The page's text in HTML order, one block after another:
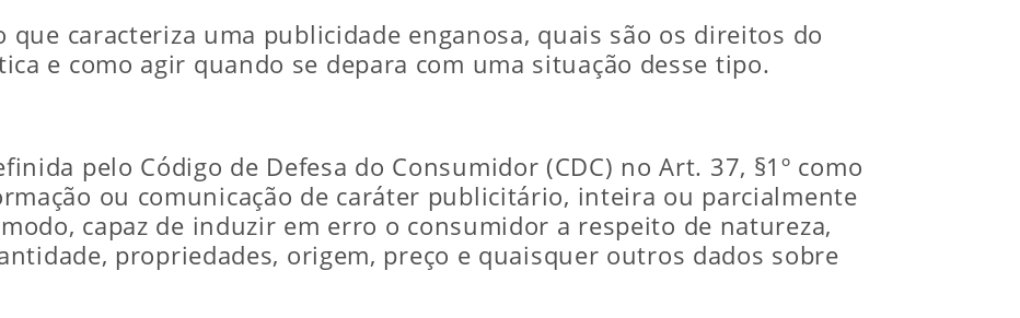
caracteriza uma publicidade enganosa, quais são os direitos do
e como agir quando se depara com uma situação desse tipo.
pelo Código de Defesa do Consumidor (CDC) no Art. 37, §1º como
ou comunicação de caráter publicitário, inteira ou parcialmente
capaz de induzir em erro o consumidor a respeito de natureza,
propriedades, origem, preço e quaisquer outros dados sobre